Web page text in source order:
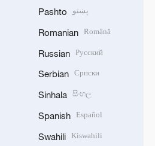
Pashto پښتو
Romanian Română
Russian Русский
Serbian Српски
Sinhala සිංහල
Spanish Español
Swahili Kiswahili